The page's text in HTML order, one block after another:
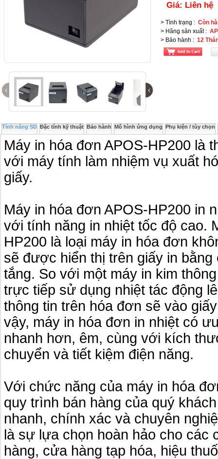
‹ ‹
Giá: Liên hệ
> Tình trạng : Còn
> Hãng sản xuất:
> Bảo hành : 12
Tính năng SD Đặc tính kỹ thuật Bảo hành Mô hình ứng dụng Phụ kiện / tùy chọn
Máy in hóa đơn APOS-HP200 là
với máy tính làm nhiệm vụ xuất
giấy.
Máy in hóa đơn APOS-HP200 in
với tính năng in nhiệt tốc độ cao.
HP200 là loại máy in hóa đơn
sẽ được hiển thị trên giấy in
tắng. So với một máy in kim
trực tiếp sử dụng nhiệt tác động
thông tin trên hóa đơn sẽ vào
vậy, máy in hóa đơn in nhiệt có
nhanh hơn, êm, cùng với kích
chuyển và tiết kiệm điện năng.
Với chức năng của máy in hóa
quy trình bán hàng của quý
nhanh, chính xác và chuyên
là sự lựa chọn hoàn hảo cho các
hàng, cửa hàng tạp hóa, hiệu